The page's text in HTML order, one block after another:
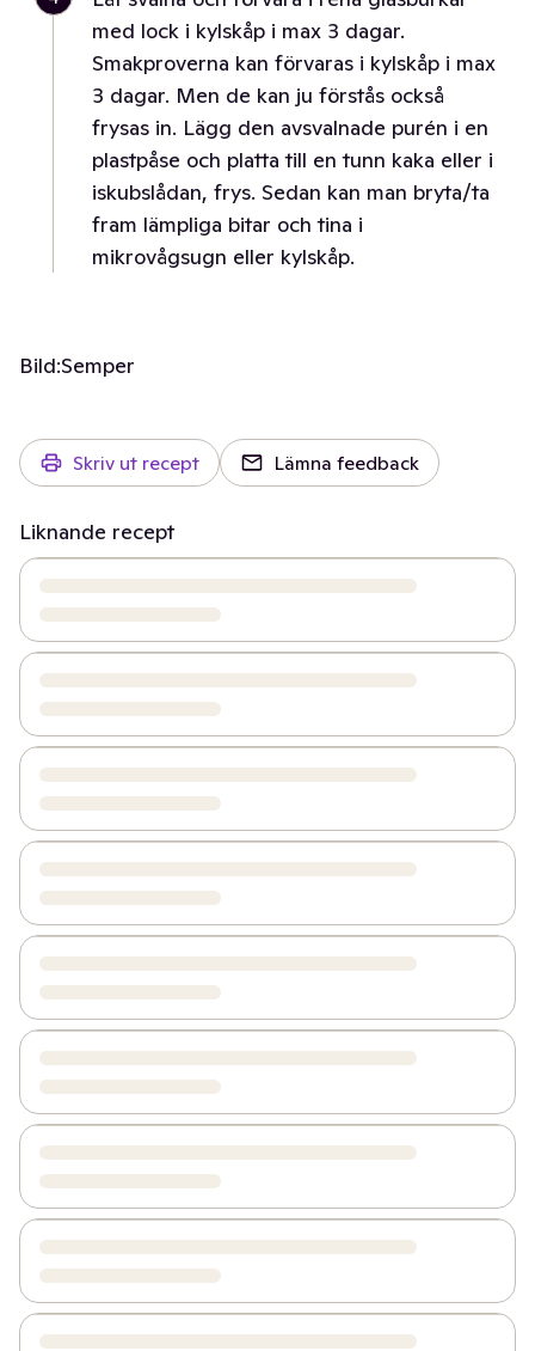
med lock i kylskåp i max 3 dagar.
Smakproverna kan förvaras i kylskåp i max
3 dagar. Men de kan ju förstås också
frysas in. Lägg den avsvalnade purén i en
plastpåse och platta till en tunn kaka eller i
iskubslådan, frys. Sedan kan man bryta/ta
fram lämpliga bitar och tina i
mikrovågsugn eller kylskåp.
Bild:Semper
Skriv ut recept Lämna feedback
Liknande recept